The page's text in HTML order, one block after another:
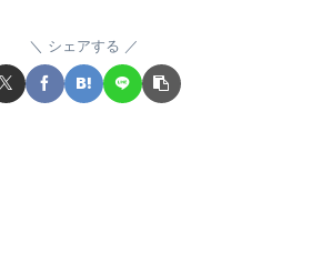
シェアする